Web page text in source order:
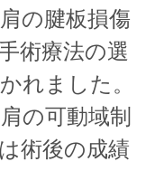
の腱板損傷
術療法の選
れました。
の可動域制
術後の成績